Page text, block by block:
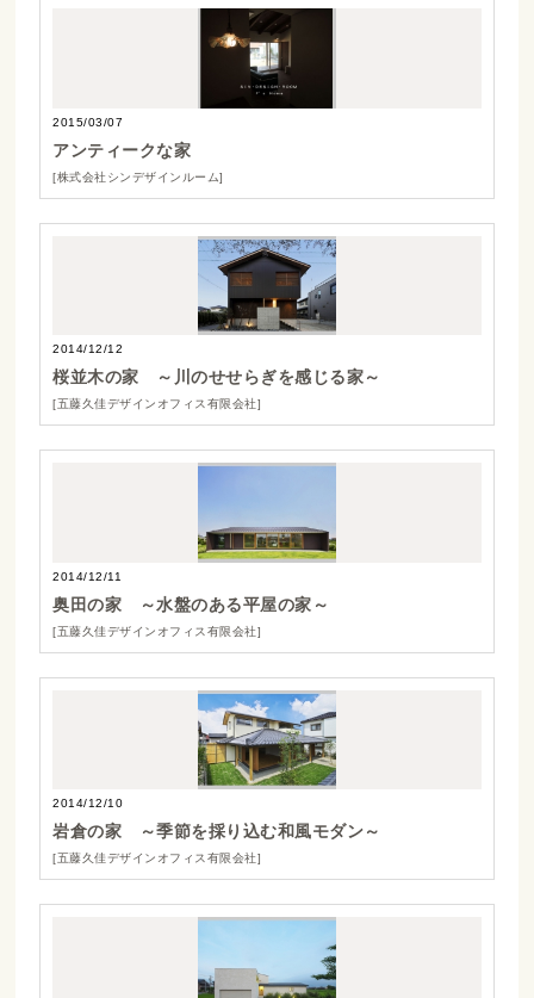
2015/03/07
アンティークな家
[株式会社シンデザインルーム]
2014/12/12
桜並木の家 ～川のせせらぎを感じる家～
[五藤久佳デザインオフィス有限会社]
2014/12/11
奥田の家 ～水盤のある平屋の家～
[五藤久佳デザインオフィス有限会社]
2014/12/10
岩倉の家 ～季節を採り込む和風モダン～
[五藤久佳デザインオフィス有限会社]